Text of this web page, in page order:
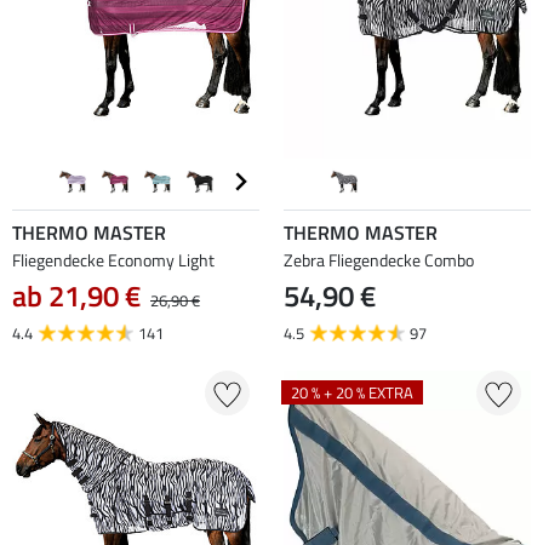
THERMO MASTER
Fliegendecke Economy Light
ab 21,90 € 26,90 €
4.4
141
THERMO MASTER
Zebra Fliegendecke Combo
54,90 €
4.5 97
20 % + 20 % EXTRA